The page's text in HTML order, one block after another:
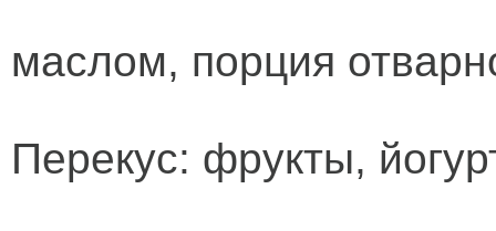
маслом, порция
Перекус: фрукты,